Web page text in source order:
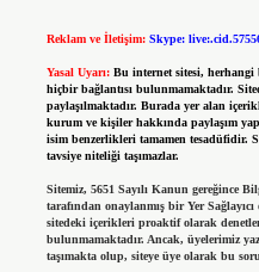
Reklam ve İletişim: Skype:
Yasal Uyarı: Bu internet sitesi,
hiçbir bağlantısı bulunmamaktadır.
paylaşılmaktadır. Burada yer alan
kurum ve kişiler hakkında paylaşım
isim benzerlikleri tamamen tesadüfidir.
tavsiye niteliği taşımazlar.
Sitemiz, 5651 Sayılı Kanun gereğince
tarafından onaylanmış bir Yer
sitedeki içerikleri proaktif olarak
bulunmamaktadır. Ancak, üyelerimiz
taşımakta olup, siteye üye olarak bu